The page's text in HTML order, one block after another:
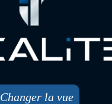
Changer la vue